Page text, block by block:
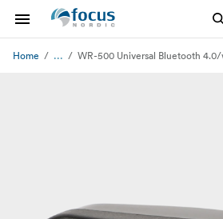
Home ... WR-500 Universal Bluetooth